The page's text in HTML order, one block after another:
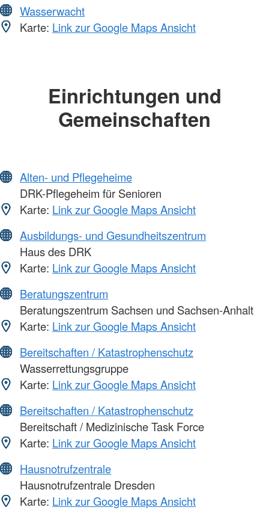
Wasserwacht
Karte: Link zur Google Maps Ansicht
Einrichtungen und
Gemeinschaften
Alten- und Pflegeheime
DRK-Pflegeheim für Senioren
Karte: Link zur Google Maps Ansicht
Ausbildungs- und Gesundheitszentrum
Haus des DRK
Karte: Link zur Google Maps Ansicht
Beratungszentrum
Beratungszentrum Sachsen und Sachsen-Anhalt
Karte: Link zur Google Maps Ansicht
Bereitschaften / Katastrophenschutz
Wasserrettungsgruppe
Karte: Link zur Google Maps Ansicht
Bereitschaften / Katastrophenschutz
Bereitschaft / Medizinische Task Force
Karte: Link zur Google Maps Ansicht
Hausnotrufzentrale
Hausnotrufzentrale Dresden
Karte: Link zur Google Maps Ansicht